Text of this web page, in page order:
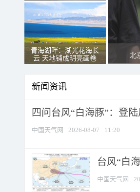
青海湖畔：湖光花海长
云 天地铺成明亮画卷
北
新闻资讯
四问台风“白海豚”：登
中国天气网 2026-08-07 11:20
台风“白
中国天气网